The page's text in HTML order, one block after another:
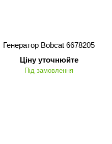
Генератор Bobcat 6678205
Ціну уточнюйте
Під замовлення